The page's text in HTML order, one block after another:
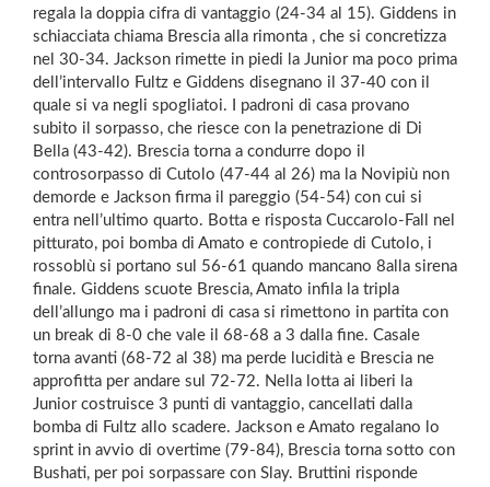
regala la doppia cifra di vantaggio (24-34 al 15). Giddens in
schiacciata chiama Brescia alla rimonta , che si concretizza
nel 30-34. Jackson rimette in piedi la Junior ma poco prima
dell’intervallo Fultz e Giddens disegnano il 37-40 con il
quale si va negli spogliatoi. I padroni di casa provano
subito il sorpasso, che riesce con la penetrazione di Di
Bella (43-42). Brescia torna a condurre dopo il
controsorpasso di Cutolo (47-44 al 26) ma la Novipiù non
demorde e Jackson firma il pareggio (54-54) con cui si
entra nell’ultimo quarto. Botta e risposta Cuccarolo-Fall nel
pitturato, poi bomba di Amato e contropiede di Cutolo, i
rossoblù si portano sul 56-61 quando mancano 8alla sirena
finale. Giddens scuote Brescia, Amato infila la tripla
dell’allungo ma i padroni di casa si rimettono in partita con
un break di 8-0 che vale il 68-68 a 3 dalla fine. Casale
torna avanti (68-72 al 38) ma perde lucidità e Brescia ne
approfitta per andare sul 72-72. Nella lotta ai liberi la
Junior costruisce 3 punti di vantaggio, cancellati dalla
bomba di Fultz allo scadere. Jackson e Amato regalano lo
sprint in avvio di overtime (79-84), Brescia torna sotto con
Bushati, per poi sorpassare con Slay. Bruttini risponde